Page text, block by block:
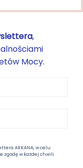
,
Mocy.
ARKANA, w celu
w każdej chwili